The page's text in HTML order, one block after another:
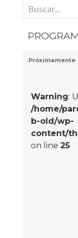
' . __('Search
Próximamente
Warning:
/home/
b-old/wp-
content/
on line 25